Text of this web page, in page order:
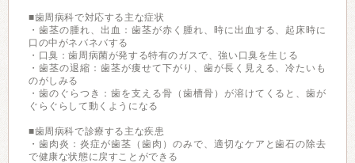
■歯周病科で対応する主な症状
・歯茎の腫れ、出血：歯茎が赤く腫れ、時に出血する、起床時に
口の中がネバネバする
・口臭：歯周病菌が発する特有のガスで、強い口臭を生じる
・歯茎の退縮：歯茎が痩せて下がり、歯が長く見える、冷たいも
のがしみる
・歯のぐらつき：歯を支える骨（歯槽骨）が溶けてくると、歯が
ぐらぐらして動くようになる
■歯周病科で診療する主な疾患
・歯肉炎：炎症が歯茎（歯肉）のみで、適切なケアと歯石の除去
で健康な状態に戻すことができる